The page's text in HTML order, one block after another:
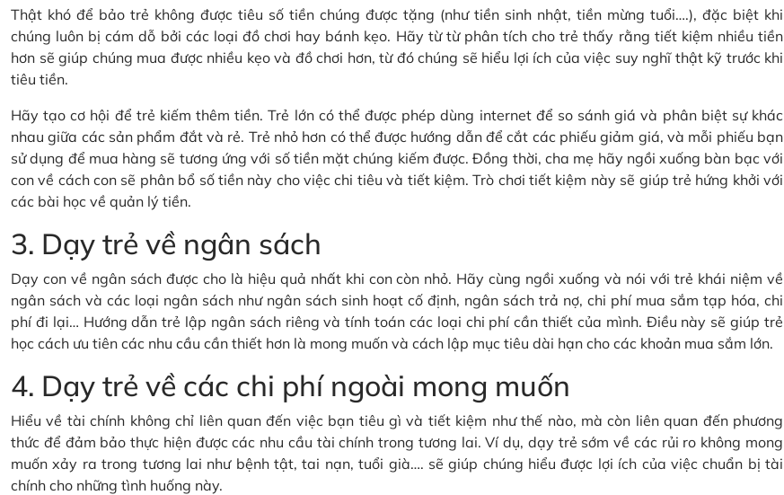
Thật khó để bảo trẻ không được tiêu số tiền chúng được tặng (như tiền sinh nhật, tiền mừng tuổi….), đặc biệt khi
chúng luôn bị cám dỗ bởi các loại đồ chơi hay bánh kẹo. Hãy từ từ phân tích cho trẻ thấy rằng tiết kiệm nhiều tiền
hơn sẽ giúp chúng mua được nhiều kẹo và đồ chơi hơn, từ đó chúng sẽ hiểu lợi ích của việc suy nghĩ thật kỹ trước khi
tiêu tiền.
Hãy tạo cơ hội để trẻ kiếm thêm tiền. Trẻ lớn có thể được phép dùng internet để so sánh giá và phân biệt sự khác
nhau giữa các sản phẩm đắt và rẻ. Trẻ nhỏ hơn có thể được hướng dẫn để cắt các phiếu giảm giá, và mỗi phiếu bạn
sử dụng để mua hàng sẽ tương ứng với số tiền mặt chúng kiếm được. Đồng thời, cha mẹ hãy ngồi xuống bàn bạc với
con về cách con sẽ phân bổ số tiền này cho việc chi tiêu và tiết kiệm. Trò chơi tiết kiệm này sẽ giúp trẻ hứng khởi với
các bài học về quản lý tiền.
3. Dạy trẻ về ngân sách
Dạy con về ngân sách được cho là hiệu quả nhất khi con còn nhỏ. Hãy cùng ngồi xuống và nói với trẻ khái niệm về
ngân sách và các loại ngân sách như ngân sách sinh hoạt cố định, ngân sách trả nợ, chi phí mua sắm tạp hóa, chi
phí đi lại… Hướng dẫn trẻ lập ngân sách riêng và tính toán các loại chi phí cần thiết của mình. Điều này sẽ giúp trẻ
học cách ưu tiên các nhu cầu cần thiết hơn là mong muốn và cách lập mục tiêu dài hạn cho các khoản mua sắm lớn.
4. Dạy trẻ về các chi phí ngoài mong muốn
Hiểu về tài chính không chỉ liên quan đến việc bạn tiêu gì và tiết kiệm như thế nào, mà còn liên quan đến phương
thức để đảm bảo thực hiện được các nhu cầu tài chính trong tương lai. Ví dụ, dạy trẻ sớm về các rủi ro không mong
muốn xảy ra trong tương lai như bệnh tật, tai nạn, tuổi già…. sẽ giúp chúng hiểu được lợi ích của việc chuẩn bị tài
chính cho những tình huống này.